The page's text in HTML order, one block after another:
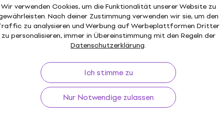
Wir verwenden Cookies, um die Funktionalität unserer Website zu
Nach deiner Zustimmung verwenden wir sie, um den
zu analysieren und Werbung auf Werbeplattformen Dritter
zu personalisieren, immer in Übereinstimmung mit den Regeln der
Datenschutzerklärung.
Ich stimme zu
Nur Notwendige zulassen
Harmonika- Seydel 930001 Harmonika-
Schutzhülle (Wie neu)
Harmonika-Schutzhülle
€ 9,79
Auf Lager
Harmonika-